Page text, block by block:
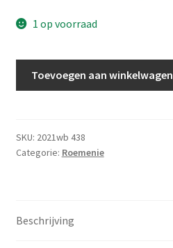
1 op voorraad
UNC
aantal
Toevoegen aan winkelwagen
SKU: 2021wb 438
Categorie: Roemenie
Beschrijving